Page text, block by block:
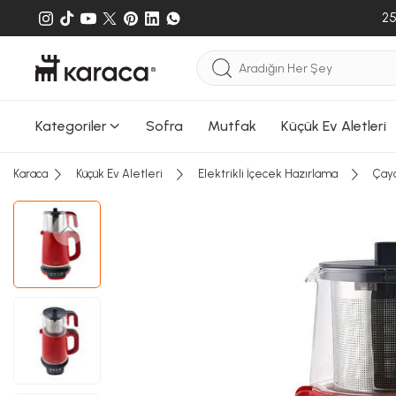
Kategoriler Sofra Mutfak Küçük Ev Aletleri
Karaca Küçük Ev Aletleri Elektrikli İçecek Hazırlama